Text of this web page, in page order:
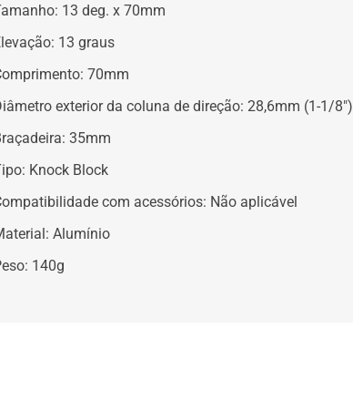
13 deg. x 70mm
13 graus
70mm
exterior da coluna de direção: 28,6mm (1-1/8″)
35mm
Knock Block
com acessórios: Não aplicável
Alumínio
140g